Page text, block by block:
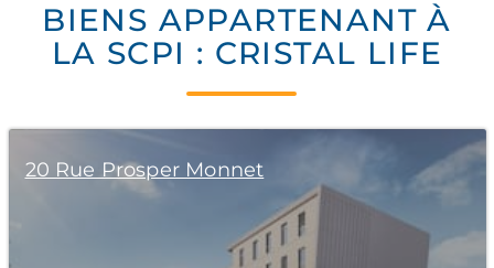
BIENS APPARTENANT À
LA SCPI : CRISTAL LIFE
20 Rue Prosper Monnet